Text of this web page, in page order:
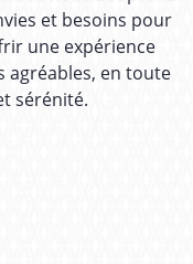
et besoins pour
une expérience
agréables, en toute
sérénité.